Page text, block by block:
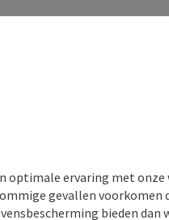
optimale ervaring met
gevallen voorkomen
bieden